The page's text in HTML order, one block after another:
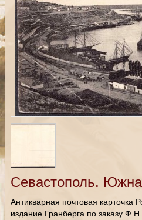
Севастополь.
Антикварная почтовая карточка
издание Гранберга по заказу